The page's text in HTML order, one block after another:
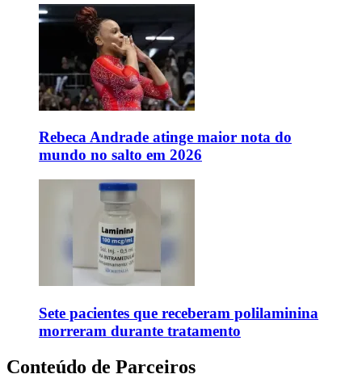
Rebeca Andrade atinge maior nota do
mundo no salto em 2026
Sete pacientes que receberam polilaminina
morreram durante tratamento
Conteúdo de Parceiros